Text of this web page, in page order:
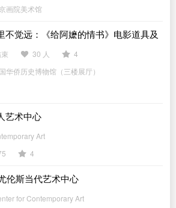
画院美术馆
不觉远：《给阿嬷的情书》电影道具及
特展
30 人
4
华侨历史博物馆（三楼展厅）
艺术中心
Art
4
伦斯当代艺术中心
for Contemporary Art